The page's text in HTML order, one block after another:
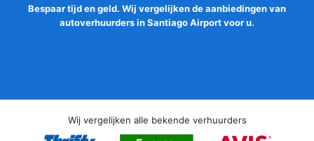
Bespaar tijd en geld. Wij vergelijken de aanbiedingen van
autoverhuurders in Santiago Airport voor u.
Wij vergelijken alle bekende verhuurders